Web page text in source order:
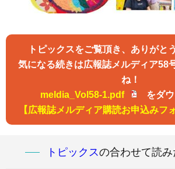
トピックスをご覧頂き、ありがと
気になる続きは広報誌メルディア58
ね！
meldia_Vol58-1.pdf
をダウ
【広報誌メルディア購読お申込みフ
トピックスの合わせて読